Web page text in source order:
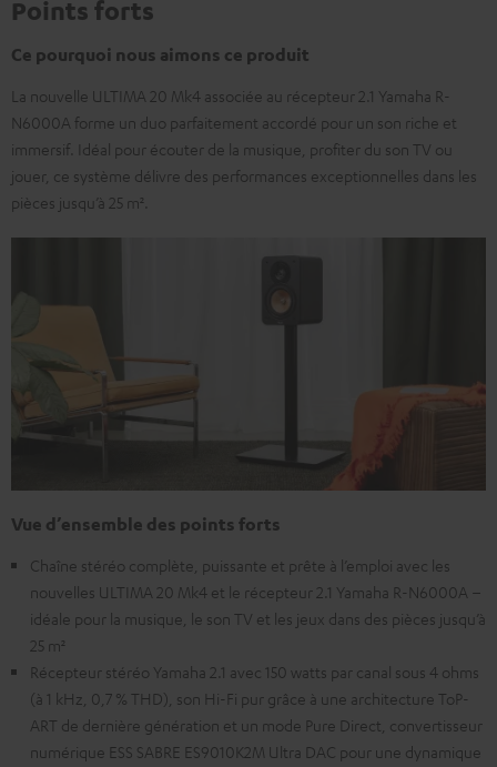
Points forts
Ce pourquoi nous aimons ce produit
La nouvelle ULTIMA 20 Mk4 associée au récepteur 2.1 Yamaha R-
N6000A forme un duo parfaitement accordé pour un son riche et
immersif. Idéal pour écouter de la musique, profiter du son TV ou
jouer, ce système délivre des performances exceptionnelles dans les
pièces jusqu’à 25 m².
Vue d’ensemble des points forts
Chaîne stéréo complète, puissante et prête à l’emploi avec les
nouvelles ULTIMA 20 Mk4 et le récepteur 2.1 Yamaha R-N6000A –
idéale pour la musique, le son TV et les jeux dans des pièces jusqu’à
25 m²
Récepteur stéréo Yamaha 2.1 avec 150 watts par canal sous 4 ohms
(à 1 kHz, 0,7 % THD), son Hi-Fi pur grâce à une architecture ToP-
ART de dernière génération et un mode Pure Direct, convertisseur
numérique ESS SABRE ES9010K2M Ultra DAC pour une dynamique